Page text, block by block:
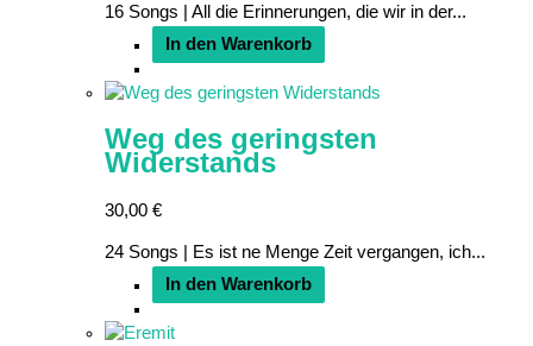
16 Songs | All die Erinnerungen, die wir in der...
In den Warenkorb
Weg des geringsten
Widerstands
30,00 €
24 Songs | Es ist ne Menge Zeit vergangen, ich...
In den Warenkorb